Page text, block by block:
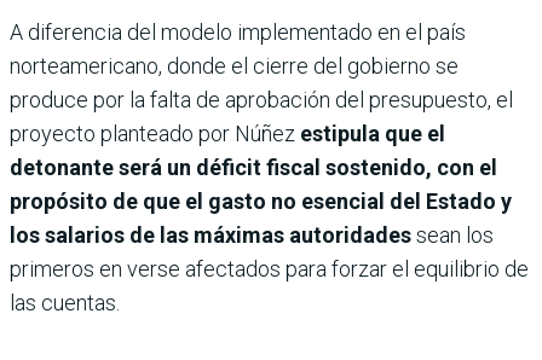
A diferencia del modelo implementado en el país
norteamericano, donde el cierre del gobierno se
produce por la falta de aprobación del presupuesto, el
proyecto planteado por Núñez estipula que el
detonante será un déficit fiscal sostenido, con el
propósito de que el gasto no esencial del Estado y
los salarios de las máximas autoridadessean los
primeros en verse afectados para forzar el equilibrio de
las cuentas.